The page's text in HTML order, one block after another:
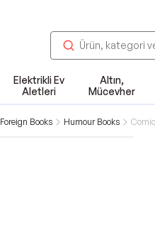
Elektrikli Ev
Aletleri
Altın,
Mücevher
Foreign Books Humour Books